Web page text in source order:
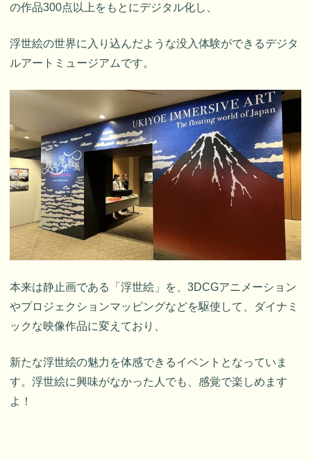
の作品300点以上をもとにデジタル化し、
浮世絵の世界に入り込んだような没入体験ができるデジタ
ルアートミュージアムです。
本来は静止画である「浮世絵」を、3DCGアニメーション
やプロジェクションマッピングなどを駆使して、ダイナミ
ックな映像作品に変えており、
新たな浮世絵の魅力を体感できるイベントとなっていま
す。浮世絵に興味がなかった人でも、感覚で楽しめます
よ！